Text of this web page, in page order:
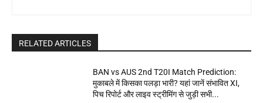
RELATED ARTICLES
BAN vs AUS 2nd T20I Match Prediction:
मुकाबले में किसका पलड़ा भारी? यहां जानें संभावित XI,
पिच रिपोर्ट और लाइव स्ट्रीमिंग से जुड़ी सभी...